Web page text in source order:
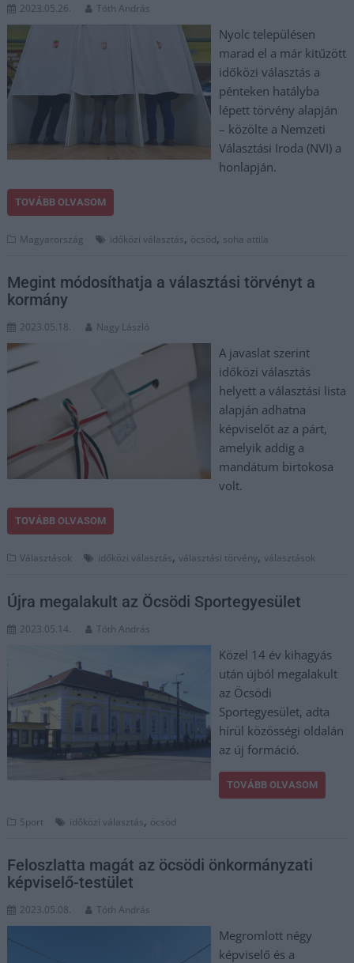
2023.05.26. Tóth András
Nyolc településen
marad el a már kitűzött
időközi választás a
pénteken hatályba
lépett törvény alapján
– közölte a Nemzeti
Választási Iroda (NVI) a
honlapján.
TOVÁBB OLVASOM
Magyarország időközi választás, öcsöd, soha attila
Megint módosíthatja a választási törvényt a
kormány
2023.05.18. Nagy László
A javaslat szerint
időközi választás
helyett a választási lista
alapján adhatna
képviselőt az a párt,
amelyik addig a
mandátum birtokosa
volt.
TOVÁBB OLVASOM
Választások időközi választás,választási törvény,választások
Újra megalakult az Öcsödi Sportegyesület
2023.05.14. Tóth András
Közel 14 év kihagyás
után újból megalakult
az Öcsödi
Sportegyesület, adta
hírül közösségi oldalán
az új formáció.
TOVÁBB OLVASOM
Sport időközi választás, öcsöd
Feloszlatta magát az öcsödi önkormányzati
képviselő-testület
2023.05.08. Tóth András
Megromlott négy
képviselő és a